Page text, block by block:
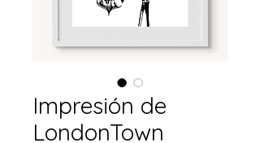
Impresión de
LondonTown